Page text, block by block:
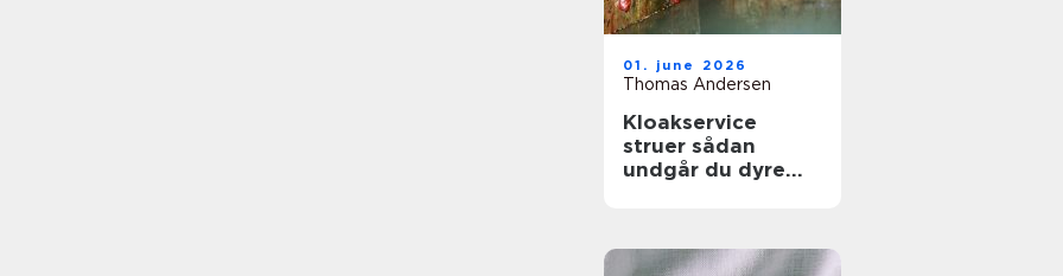
01. june 2026
Thomas Andersen
Kloakservice
struer sådan
undgår du dyre